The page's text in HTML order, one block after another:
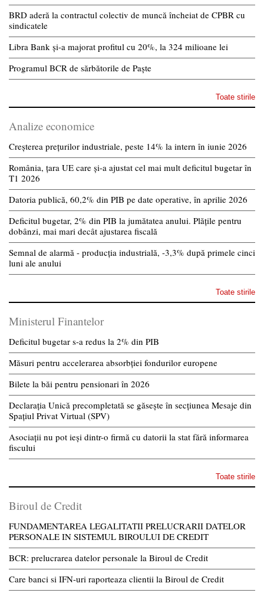
BRD aderă la contractul colectiv de muncă încheiat de CPBR cu
sindicatele
Libra Bank și-a majorat profitul cu 20%, la 324 milioane lei
Programul BCR de sărbătorile de Paște
Toate stirile
Analize economice
Creșterea prețurilor industriale, peste 14% la intern în iunie 2026
România, țara UE care și-a ajustat cel mai mult deficitul bugetar în
T1 2026
Datoria publică, 60,2% din PIB pe date operative, în aprilie 2026
Deficitul bugetar, 2% din PIB la jumătatea anului. Plățile pentru
dobânzi, mai mari decât ajustarea fiscală
Semnal de alarmă - producția industrială, -3,3% după primele cinci
luni ale anului
Toate stirile
Ministerul Finantelor
Deficitul bugetar s-a redus la 2% din PIB
Măsuri pentru accelerarea absorbției fondurilor europene
Bilete la băi pentru pensionari în 2026
Declarația Unică precompletată se găsește în secțiunea Mesaje din
Spațiul Privat Virtual (SPV)
Asociații nu pot ieși dintr-o firmă cu datorii la stat fără informarea
fiscului
Toate stirile
Biroul de Credit
FUNDAMENTAREA LEGALITATII PRELUCRARII DATELOR
PERSONALE IN SISTEMUL BIROULUI DE CREDIT
BCR: prelucrarea datelor personale la Biroul de Credit
Care banci si IFN-uri raporteaza clientii la Biroul de Credit